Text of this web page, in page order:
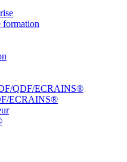
formation
QDF/ECRAINS®
ECRAINS®